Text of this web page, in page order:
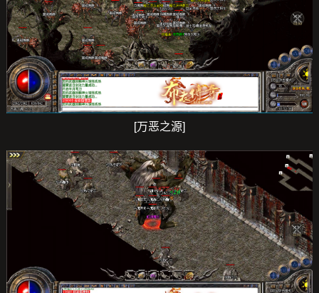
[万恶之源]